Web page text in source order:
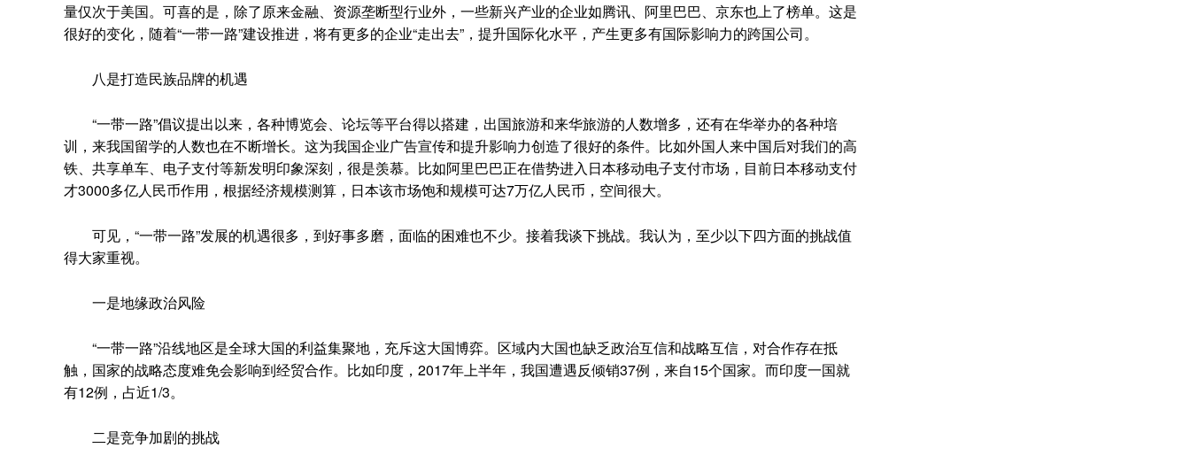
量仅次于美国。可喜的是，除了原来金融、资源垄断型行业外，一些新兴产业的企业如腾讯、阿里巴巴、京东也上了榜单。这是
很好的变化，随着“一带一路”建设推进，将有更多的企业“走出去”，提升国际化水平，产生更多有国际影响力的跨国公司。
八是打造民族品牌的机遇
“一带一路”倡议提出以来，各种博览会、论坛等平台得以搭建，出国旅游和来华旅游的人数增多，还有在华举办的各种培
训，来我国留学的人数也在不断增长。这为我国企业广告宣传和提升影响力创造了很好的条件。比如外国人来中国后对我们的高
铁、共享单车、电子支付等新发明印象深刻，很是羡慕。比如阿里巴巴正在借势进入日本移动电子支付市场，目前日本移动支付
才3000多亿人民币作用，根据经济规模测算，日本该市场饱和规模可达7万亿人民币，空间很大。
可见，“一带一路”发展的机遇很多，到好事多磨，面临的困难也不少。接着我谈下挑战。我认为，至少以下四方面的挑战值
得大家重视。
一是地缘政治风险
“一带一路”沿线地区是全球大国的利益集聚地，充斥这大国博弈。区域内大国也缺乏政治互信和战略互信，对合作存在抵
触，国家的战略态度难免会影响到经贸合作。比如印度，2017年上半年，我国遭遇反倾销37例，来自15个国家。而印度一国就
有12例，占近1/3。
二是竞争加剧的挑战